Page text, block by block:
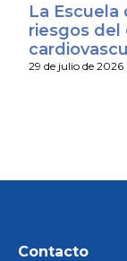
La Escuela
riesgos del
29 de julio de 2026
Contacto